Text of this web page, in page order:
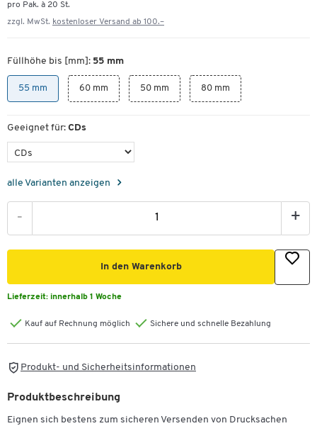
pro Pak. à 20 St.
zzgl. MwSt. kostenloser Versand ab 100.–
Füllhöhe bis [mm]: 55 mm
55 mm 60 mm 50 mm 80 mm
Geeignet für: CDs
alle Varianten anzeigen
- +
In den Warenkorb
Lieferzeit: innerhalb 1 Woche
Kauf auf Rechnung möglich Sichere und schnelle Bezahlung
Produkt- und Sicherheitsinformationen
Produktbeschreibung
Eignen sich bestens zum sicheren Versenden von Drucksachen